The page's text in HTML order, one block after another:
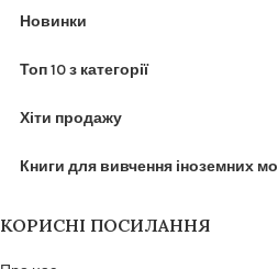
Новинки
Топ 10 з категорії
Хіти продажу
Книги для вивчення іноземних
КОРИСНІ ПОСИЛАННЯ